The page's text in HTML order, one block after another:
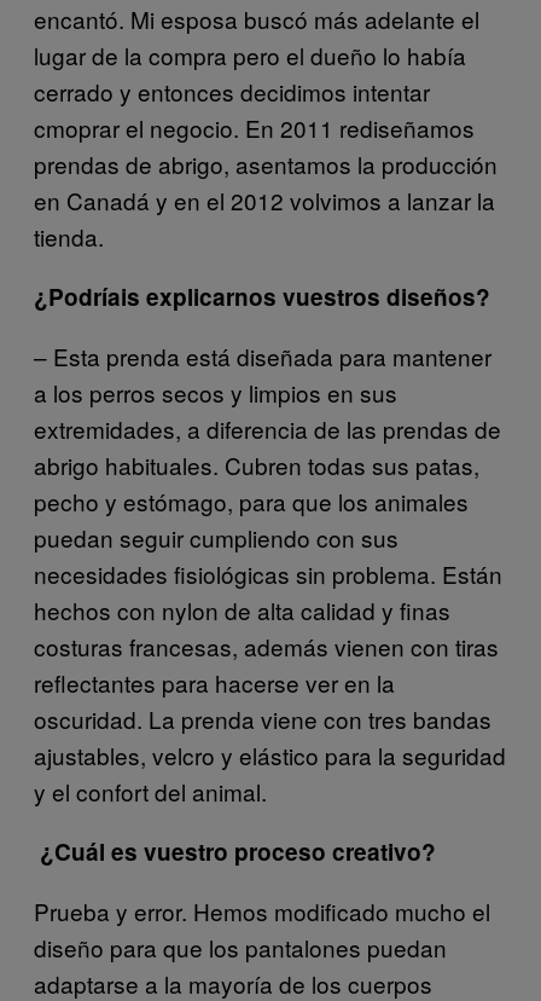
encantó. Mi esposa buscó más adelante el
lugar de la compra pero el dueño lo había
cerrado y entonces decidimos intentar
cmoprar el negocio. En 2011 rediseñamos
prendas de abrigo, asentamos la producción
en Canadá y en el 2012 volvimos a lanzar la
tienda.
¿Podríais explicarnos vuestros diseños?
– Esta prenda está diseñada para mantener
a los perros secos y limpios en sus
extremidades, a diferencia de las prendas de
abrigo habituales. Cubren todas sus patas,
pecho y estómago, para que los animales
puedan seguir cumpliendo con sus
necesidades fisiológicas sin problema. Están
hechos con nylon de alta calidad y finas
costuras francesas, además vienen con tiras
reflectantes para hacerse ver en la
oscuridad. La prenda viene con tres bandas
ajustables, velcro y elástico para la seguridad
y el confort del animal.
¿Cuál es vuestro proceso creativo?
Prueba y error. Hemos modificado mucho el
diseño para que los pantalones puedan
adaptarse a la mayoría de los cuerpos